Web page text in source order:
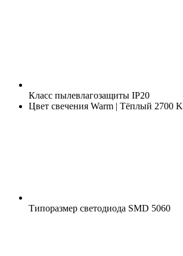
Класс пылевлагозащиты IP20
Цвет свечения Warm | Тёплый 2700 K
Типоразмер светодиода SMD 5060